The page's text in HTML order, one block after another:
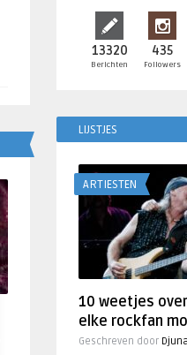
13320
Berichten
435
Followers
LIJSTJES
ARTIESTEN
10 weetjes
elke rockfan
Geschreven door